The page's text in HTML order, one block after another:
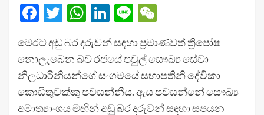
Facebook
Twitter
WhatsApp
LinkedIn
Line
මෙරට අඩු බර දරුවන් සඳහා ප්‍රමාණවත් ත්‍රිපෝෂ
නොලැබෙන බව රජයේ පවුල් සෞඛ්‍ය සේවා
නිලධාරිනියන්ගේ සංගමයේ සභාපතිනි දේවිකා
කොඩිතුවක්කු පවසන්නීය. ඇය පවසන්නේ සෞඛ්‍ය
අමාත්‍යාංශය මඟින් අඩු බර දරුවන් සඳහා සපයන